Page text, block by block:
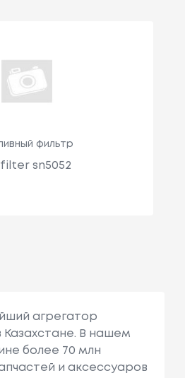
фильтр
sn5052
агрегатор
Казахстане. В нашем
более 70 млн
и аксессуаров